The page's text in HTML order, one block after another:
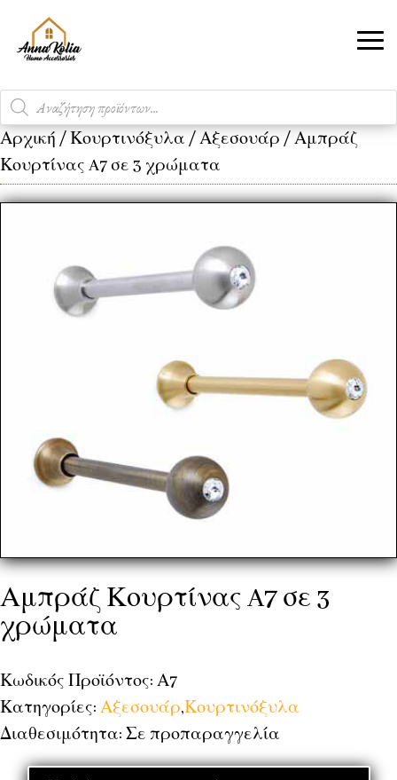
Products
search
Αρχική /Κουρτινόξυλα /Αξεσουάρ / Αμπράζ
Κουρτίνας A7 σε 3 χρώματα
Αμπράζ Κουρτίνας A7 σε 3
χρώματα
Κωδικός Προϊόντος: Α7
Κατηγορίες: Αξεσουάρ,Κουρτινόξυλα
Διαθεσιμότητα: Σε προπαραγγελία